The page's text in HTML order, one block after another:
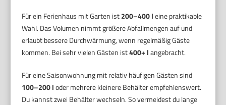
Für ein Ferienhaus mit Garten ist200–400 leine praktikable
Wahl. Das Volumen nimmt größere Abfallmengen auf und
erlaubt bessere Durchwärmung, wenn regelmäßig Gäste
kommen. Bei sehr vielen Gästen ist400+ langebracht.
Für eine Saisonwohnung mit relativ häufigen Gästen sind
100–200 loder mehrere kleinere Behälter empfehlenswert.
Du kannst zwei Behälter wechseln. So vermeidest du lange